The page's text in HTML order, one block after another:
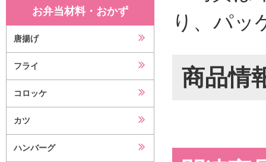
お弁当材料・おかず
唐揚げ
フライ
コロッケ
カツ
ハンバーグ
り、パッ
商品情